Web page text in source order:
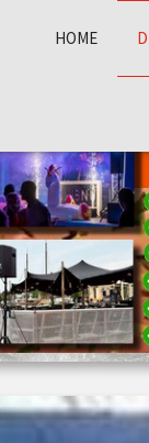
HOME